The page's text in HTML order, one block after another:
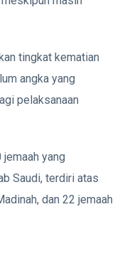
tingkat kematian
angka yang
pelaksanaan
yang
Saudi, terdiri atas
dan 22 jemaah